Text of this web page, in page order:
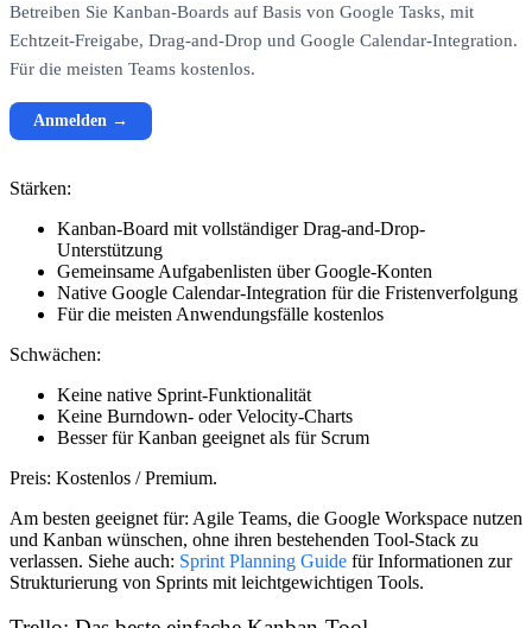
Betreiben Sie Kanban-Boards auf Basis von Google Tasks, mit
Echtzeit-Freigabe, Drag-and-Drop und Google Calendar-Integration.
Für die meisten Teams kostenlos.
Anmelden →
Stärken:
Kanban-Board mit vollständiger Drag-and-Drop-
Unterstützung
Gemeinsame Aufgabenlisten über Google-Konten
Native Google Calendar-Integration für die Fristenverfolgung
Für die meisten Anwendungsfälle kostenlos
Schwächen:
Keine native Sprint-Funktionalität
Keine Burndown- oder Velocity-Charts
Besser für Kanban geeignet als für Scrum
Preis: Kostenlos / Premium.
Am besten geeignet für: Agile Teams, die Google Workspace nutzen
und Kanban wünschen, ohne ihren bestehenden Tool-Stack zu
verlassen. Siehe auch: Sprint Planning Guide für Informationen zur
Strukturierung von Sprints mit leichtgewichtigen Tools.